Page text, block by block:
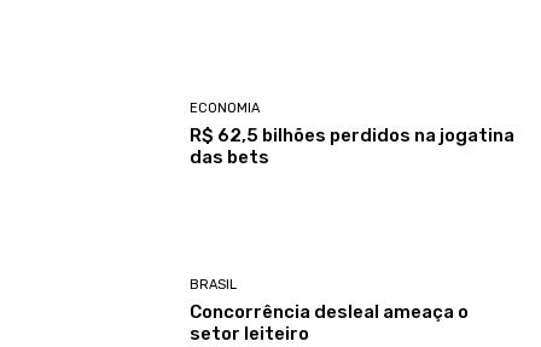
ECONOMIA
R$ 62,5 bilhões perdidos na jogatina
das bets
BRASIL
Concorrência desleal ameaça o
setor leiteiro